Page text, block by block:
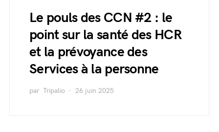
Le pouls des CCN #2 : le
point sur la santé des HCR
et la prévoyance des
Services à la personne
par Tripalio 26 juin 2025